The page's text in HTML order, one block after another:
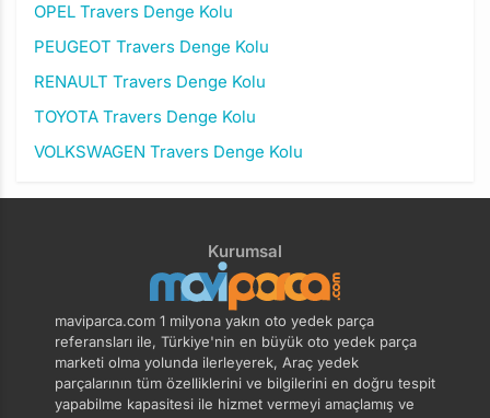
OPEL Travers Denge Kolu
PEUGEOT Travers Denge Kolu
RENAULT Travers Denge Kolu
TOYOTA Travers Denge Kolu
VOLKSWAGEN Travers Denge Kolu
Kurumsal
maviparca.com 1 milyona yakın oto yedek parça
referansları ile, Türkiye'nin en büyük oto yedek parça
marketi olma yolunda ilerleyerek, Araç yedek
parçalarının tüm özelliklerini ve bilgilerini en doğru tespit
yapabilme kapasitesi ile hizmet vermeyi amaçlamış ve